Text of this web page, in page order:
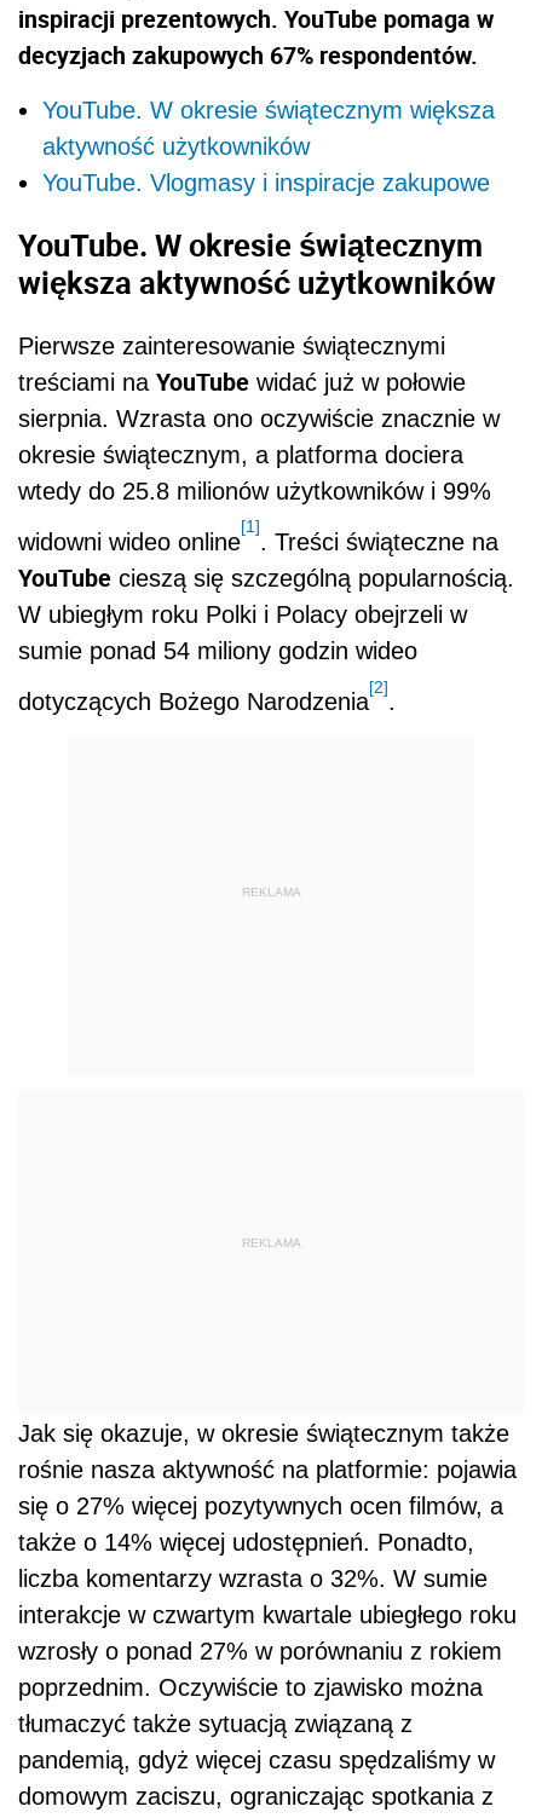
inspiracji prezentowych. YouTube pomaga w
decyzjach zakupowych 67% respondentów.
YouTube. W okresie świątecznym większa
aktywność użytkowników
YouTube. Vlogmasy i inspiracje zakupowe
YouTube. W okresie świątecznym
większa aktywność użytkowników
Pierwsze zainteresowanie świątecznymi
treściami na YouTube widać już w połowie
sierpnia. Wzrasta ono oczywiście znacznie w
okresie świątecznym, a platforma dociera
wtedy do 25.8 milionów użytkowników i 99%
widowni wideo online
[1]
. Treści świąteczne na
YouTube cieszą się szczególną popularnością.
W ubiegłym roku Polki i Polacy obejrzeli w
sumie ponad 54 miliony godzin wideo
dotyczących Bożego Narodzenia
[2]
.
REKLAMA
REKLAMA
Jak się okazuje, w okresie świątecznym także
rośnie nasza aktywność na platformie: pojawia
się o 27% więcej pozytywnych ocen filmów, a
także o 14% więcej udostępnień. Ponadto,
liczba komentarzy wzrasta o 32%. W sumie
interakcje w czwartym kwartale ubiegłego roku
wzrosły o ponad 27% w porównaniu z rokiem
poprzednim. Oczywiście to zjawisko można
tłumaczyć także sytuacją związaną z
pandemią, gdyż więcej czasu spędzaliśmy w
domowym zaciszu, ograniczając spotkania z